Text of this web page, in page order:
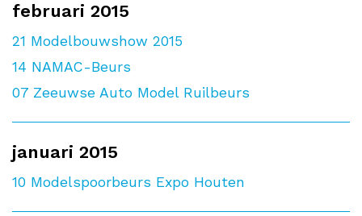
februari 2015
21 Modelbouwshow 2015
14 NAMAC-Beurs
07 Zeeuwse Auto Model Ruilbeurs
januari 2015
10 Modelspoorbeurs Expo Houten